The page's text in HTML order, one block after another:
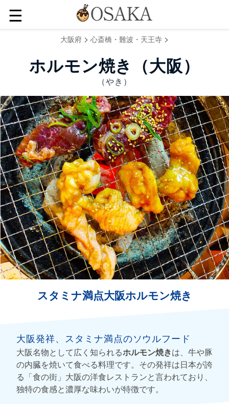
☰
大阪府 > 心斎橋・難波・天王寺 >
ホルモン焼き（大阪）
（やき）
スタミナ満点大阪ホルモン焼き
大阪発祥、スタミナ満点のソウルフード
大阪名物として広く知られるホルモン焼きは、牛や豚
の内臓を焼いて食べる料理です。その発祥は日本が誇
る「食の街」大阪の洋食レストランと言われており、
独特の食感と濃厚な味わいが特徴です。